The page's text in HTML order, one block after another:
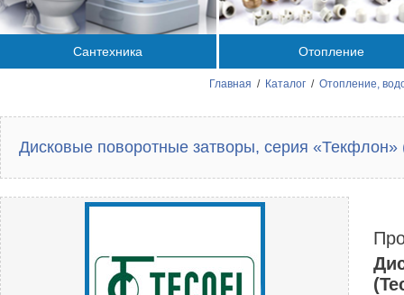
Сантехника Отопление
Главная / Каталог / Отопление,
Дисковые поворотные затворы, серия «Текфлон»